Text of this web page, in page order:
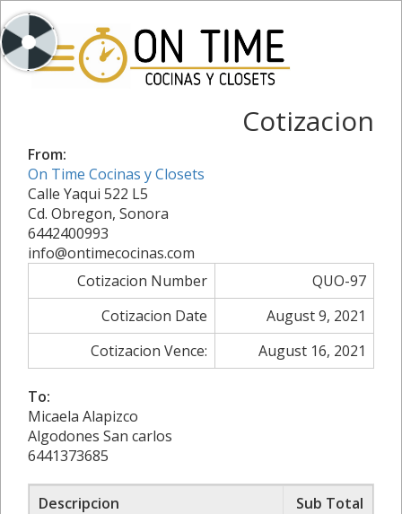
Cotizacion
From:
On Time Cocinas y Closets
Calle Yaqui 522 L5
Cd. Obregon, Sonora
6442400993
info@ontimecocinas.com
Cotizacion Number
QUO-97
Cotizacion Date
August 9, 2021
Cotizacion Vence:
August 16, 2021
To:
Micaela Alapizco
Algodones San carlos
6441373685
Descripcion
Sub Total